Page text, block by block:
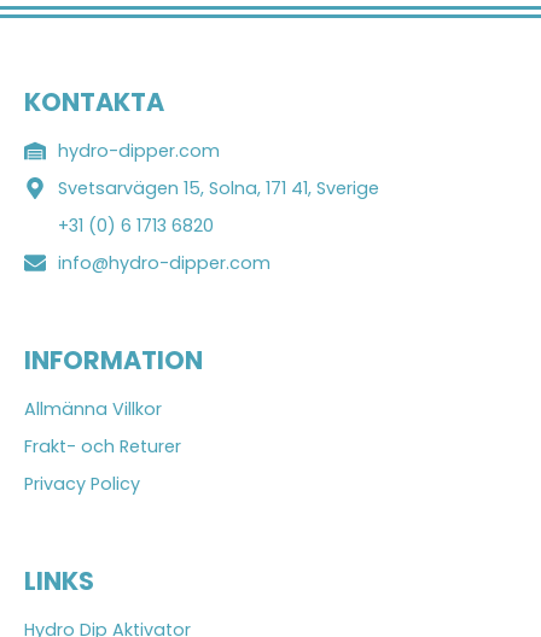
KONTAKTA
hydro-dipper.com
Svetsarvägen 15, Solna, 171 41, Sverige
+31 (0) 6 1713 6820
info@hydro-dipper.com
INFORMATION
Allmänna Villkor
Frakt- och Returer
Privacy Policy
LINKS
Hydro Dip Aktivator